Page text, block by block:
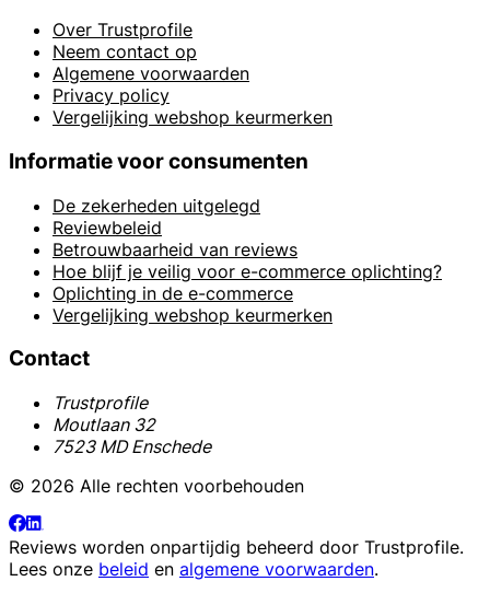
Over Trustprofile
Neem contact op
Algemene voorwaarden
Privacy policy
Vergelijking webshop keurmerken
Informatie voor consumenten
De zekerheden uitgelegd
Reviewbeleid
Betrouwbaarheid van reviews
Hoe blijf je veilig voor e-commerce oplichting?
Oplichting in de e-commerce
Vergelijking webshop keurmerken
Contact
Trustprofile
Moutlaan 32
7523 MD Enschede
© 2026 Alle rechten voorbehouden
Reviews worden onpartijdig beheerd door Trustprofile.
Lees onze beleid en algemene voorwaarden.